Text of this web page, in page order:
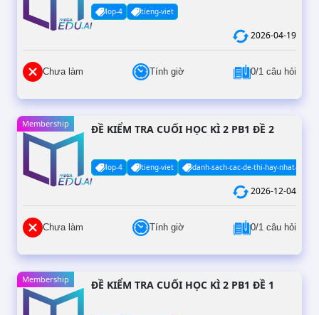
lop-4 tieng-viet
2026-04-19
Chưa làm Tính giờ 0/1 câu hỏi
Membership ĐỀ KIỂM TRA CUỐI HỌC KÌ 2 PB1 ĐỀ 2
lop-4 tieng-viet danh-sach-cac-de-thi-hay-nhat-co-
2026-12-04
Chưa làm Tính giờ 0/1 câu hỏi
Membership ĐỀ KIỂM TRA CUỐI HỌC KÌ 2 PB1 ĐỀ 1